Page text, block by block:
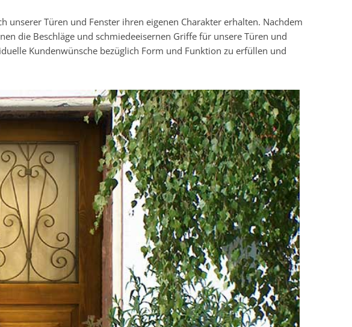
Türen und Fenster ihren eigenen Charakter erhalten. Nachdem
die Beschläge und schmiedeeisernen Griffe für unsere Türen und
Kundenwünsche bezüglich Form und Funktion zu erfüllen und